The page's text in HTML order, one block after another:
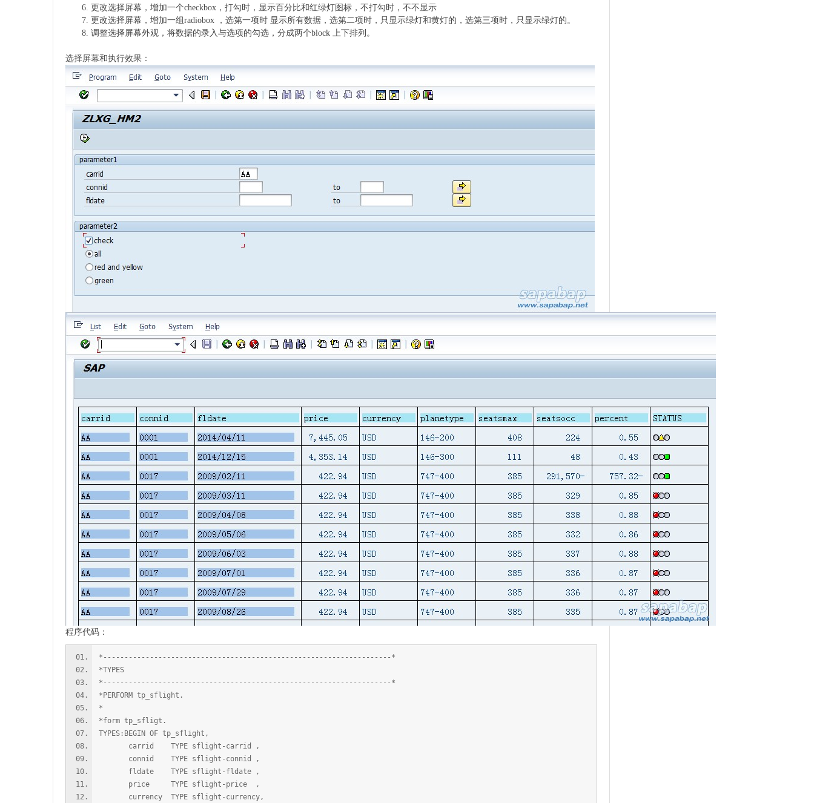
更改选择屏幕，增加一个checkbox，打勾时，显示百分比和红绿灯图标，不打勾时，不不显示
更改选择屏幕，增加一组radiobox ，选第一项时 显示所有数据，选第二项时，只显示绿灯和黄灯的，选第三项时，只显示绿灯的。
调整选择屏幕外观，将数据的录入与选项的勾选，分成两个block 上下排列。
选择屏幕和执行效果：
程序代码：
*--------------------------------------------------------------------*
*TYPES
*--------------------------------------------------------------------*
*PERFORM tp_sflight.
*
*form tp_sfligt.
TYPES:BEGIN OF tp_sflight,
carrid TYPE sflight-carrid ,
connid TYPE sflight-connid ,
fldate TYPE sflight-fldate ,
price TYPE sflight-price ,
currency TYPE sflight-currency,